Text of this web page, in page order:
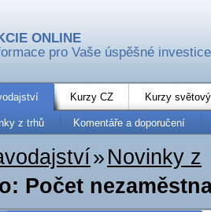
ONLINE
pro Vaše úspěšné investice
Kurzy CZ Kurzy
z trhů Komentáře a doporučení
» Novinky z
Počet